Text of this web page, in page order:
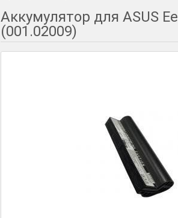
Аккумулятор для ASUS
(001.02009)